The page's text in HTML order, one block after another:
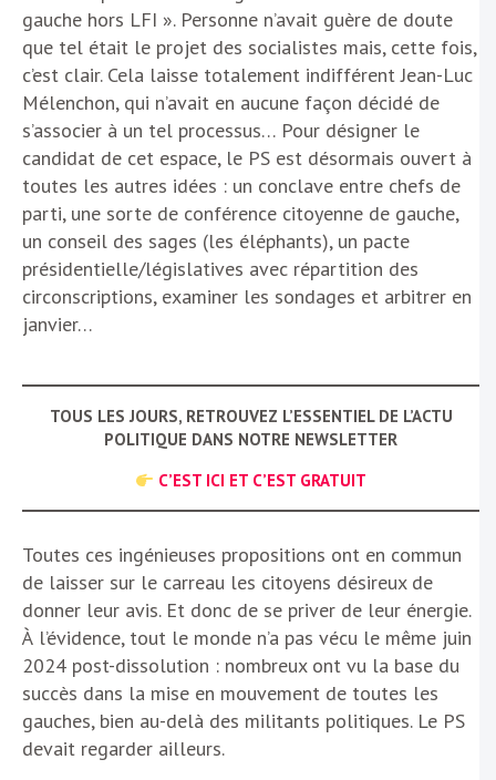
gauche hors LFI ». Personne n’avait guère de doute
que tel était le projet des socialistes mais, cette fois,
c’est clair. Cela laisse totalement indifférent Jean-Luc
Mélenchon, qui n’avait en aucune façon décidé de
s’associer à un tel processus… Pour désigner le
candidat de cet espace, le PS est désormais ouvert à
toutes les autres idées : un conclave entre chefs de
parti, une sorte de conférence citoyenne de gauche,
un conseil des sages (les éléphants), un pacte
présidentielle/législatives avec répartition des
circonscriptions, examiner les sondages et arbitrer en
janvier…
TOUS LES JOURS, RETROUVEZ L’ESSENTIEL DE L’ACTU
POLITIQUE DANS NOTRE NEWSLETTER
C’EST ICI ET C’EST GRATUIT
Toutes ces ingénieuses propositions ont en commun
de laisser sur le carreau les citoyens désireux de
donner leur avis. Et donc de se priver de leur énergie.
À l’évidence, tout le monde n’a pas vécu le même juin
2024 post-dissolution : nombreux ont vu la base du
succès dans la mise en mouvement de toutes les
gauches, bien au-delà des militants politiques. Le PS
devait regarder ailleurs.